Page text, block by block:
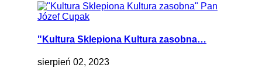
"Kultura Sklepiona Kultura zasobna…
sierpień 02, 2023